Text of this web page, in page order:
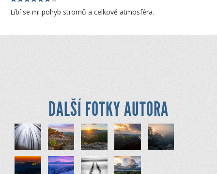
Líbí se mi pohyb stromů a celkově atmosféra.
DALŠÍ FOTKY AUTORA